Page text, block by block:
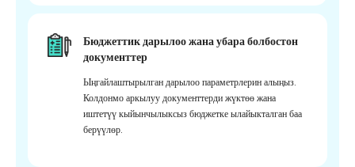
Бюджеттик дарылоо жана убара болбостон
документтер
Ыңгайлаштырылган дарылоо параметрлерин алыңыз.
Колдонмо аркылуу документтерди жүктөө жана
иштетүү кыйынчылыксыз бюджетке ылайыкталган баа
берүүлөр.